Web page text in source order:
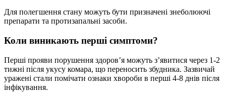
Для полегшення стану можуть бути призначені знеболюючі
препарати та протизапальні засоби.
Коли виникають перші симптоми?
Перші прояви порушення здоров’я можуть з’явитися через 1-2
тижні після укусу комара, що переносить збудника. Зазвичай
уражені стали помічати ознаки хвороби в перші 4-8 днів після
інфікування.